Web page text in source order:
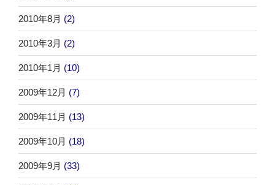
2010年8月 (2)
2010年3月 (2)
2010年1月 (10)
2009年12月 (7)
2009年11月 (13)
2009年10月 (18)
2009年9月 (33)